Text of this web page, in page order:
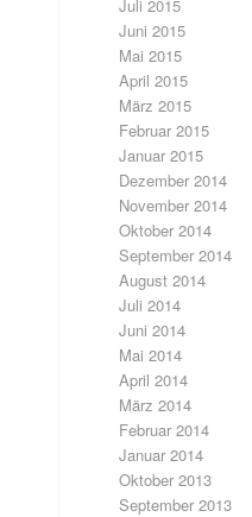
Juli 2015
Juni 2015
Mai 2015
April 2015
März 2015
Februar 2015
Januar 2015
Dezember 2014
November 2014
Oktober 2014
September 2014
August 2014
Juli 2014
Juni 2014
Mai 2014
April 2014
März 2014
Februar 2014
Januar 2014
Oktober 2013
September 2013